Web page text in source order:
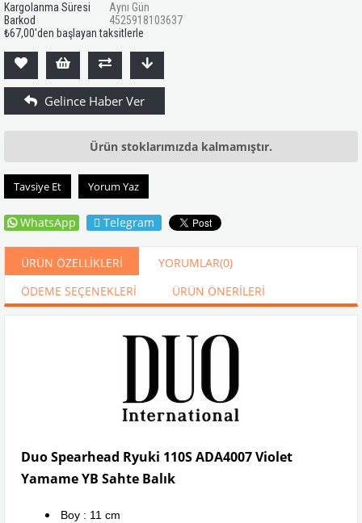
Kargolanma Süresi
Aynı Gün
Barkod
4525918103637
₺67,00'den başlayan taksitlerle
Ürün stoklarımızda kalmamıştır.
Tavsiye Et Yorum Yaz
WhatsApp Telegram
ÜRÜN ÖZELLIKLERI YORUMLAR(0)
ÖDEME SEÇENEKLERI
ÜRÜN ÖNERILERI
Duo Spearhead Ryuki 110S ADA4007 Violet
Yamame YB Sahte Balık
Boy : 11 cm